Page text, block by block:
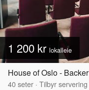
1 200 kr lokalleie
House of Oslo - Backer
40seter · Tilbyr servering